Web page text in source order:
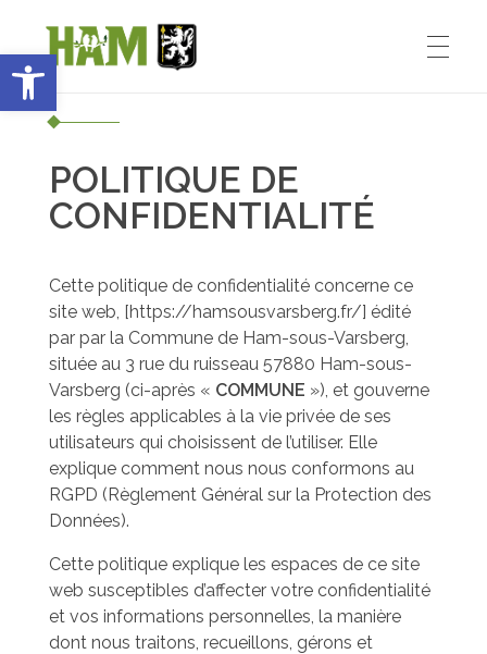
Ouvrir la barre d’outils
Ham-sous-Varsberg
Bienvenue sur le site de la commune de Ham-sous-Varsberg
ACCUEIL
VIE MUNICIPALE
Démarches administratives
Inventons le HAM de demain
VIE INSTITUTIONNELLE
Le Maire : Edmond Bettinger
Le conseil Municipal
Les élus de la CCW
VIE PRATIQUE
Les Entreprises de Ham
Les Associations de Ham
Permanences
Bulletins Municipaux
SPORT ET ENSEIGNEMENT
Inscriptions scolaires
Assistant(e)s maternel(le)s
ACTUALITÉS
POLITIQUE DE
CONFIDENTIALITÉ
Cette politique de confidentialité concerne ce
site web, [https://hamsousvarsberg.fr/] édité
par par la Commune de Ham-sous-Varsberg,
située au 3 rue du ruisseau 57880 Ham-sous-
Varsberg (ci-après « COMMUNE »), et gouverne
les règles applicables à la vie privée de ses
utilisateurs qui choisissent de l’utiliser. Elle
explique comment nous nous conformons au
RGPD (Règlement Général sur la Protection des
Données).
Cette politique explique les espaces de ce site
web susceptibles d’affecter votre confidentialité
et vos informations personnelles, la manière
dont nous traitons, recueillons, gérons et